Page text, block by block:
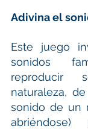
Adivina el
Este juego
sonidos
reproducir
naturaleza,
sonido de un